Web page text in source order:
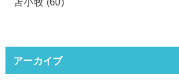
アーカイブ